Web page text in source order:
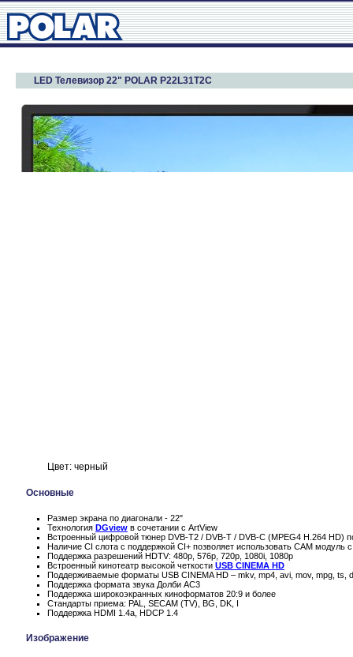
LED Телевизор 22" POLAR P22L31T2C
Цвет: черный
Основные
Размер экрана по диагонали - 22"
Технология DGview в сочетании с ArtView
Встроенный цифровой тюнер DVB-T2 / DVB-T / DVB-C (MPEG4 H.264 HD)
Наличие CI слота с поддержкой CI+ позволяет использовать CAM модуль
Поддержка разрешений HDTV: 480p, 576p, 720p, 1080i, 1080p
Встроенный кинотеатр высокой четкости USB CINEMA HD
Поддерживаемые форматы USB CINEMA HD – mkv, mp4, avi, mov, mpg, ts,
Поддержка формата звука Долби AC3
Поддержка широкоэкранных киноформатов 20:9 и более
Стандарты приема: PAL, SECAM (TV), BG, DK, I
Поддержка HDMI 1.4a, HDCP 1.4
Изображение